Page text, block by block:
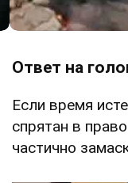
Ответ на
Если время
спрятан в
частично